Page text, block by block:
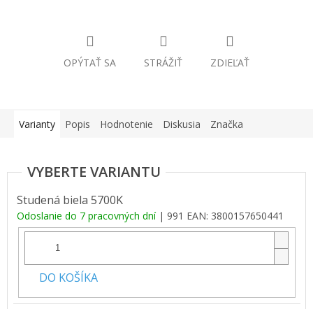
OPÝTAŤ SA STRÁŽIŤ ZDIEĽAŤ
Varianty Popis Hodnotenie Diskusia Značka
Studená biela 5700K
Odoslanie do 7 pracovných dní | 991 EAN: 3800157650441
DO KOŠÍKA